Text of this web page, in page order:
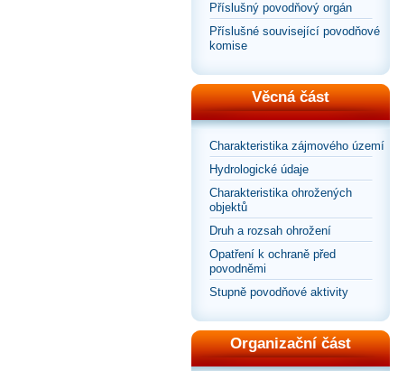
Příslušný povodňový orgán
Příslušné související povodňové
komise
Věcná část
Charakteristika zájmového území
Hydrologické údaje
Charakteristika ohrožených
objektů
Druh a rozsah ohrožení
Opatření k ochraně před
povodněmi
Stupně povodňové aktivity
Organizační část